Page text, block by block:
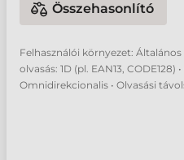
Összehasonlító
Felhasználói környezet: Általános
olvasás: 1D (pl. EAN13, CODE128)
Omnidirekcionalis • Olvasási